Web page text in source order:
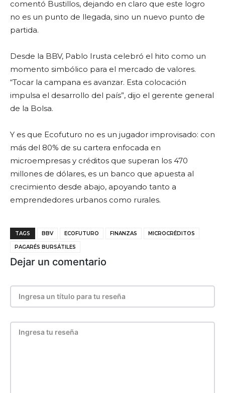
comentó Bustillos, dejando en claro que este logro
no es un punto de llegada, sino un nuevo punto de
partida.
Desde la BBV, Pablo Irusta celebró el hito como un
momento simbólico para el mercado de valores.
“Tocar la campana es avanzar. Esta colocación
impulsa el desarrollo del país”, dijo el gerente general
de la Bolsa.
Y es que Ecofuturo no es un jugador improvisado: con
más del 80% de su cartera enfocada en
microempresas y créditos que superan los 470
millones de dólares, es un banco que apuesta al
crecimiento desde abajo, apoyando tanto a
emprendedores urbanos como rurales.
TAGS BBV ECOFUTURO FINANZAS MICROCRÉDITOS
PAGARÉS BURSÁTILES
Dejar un comentario